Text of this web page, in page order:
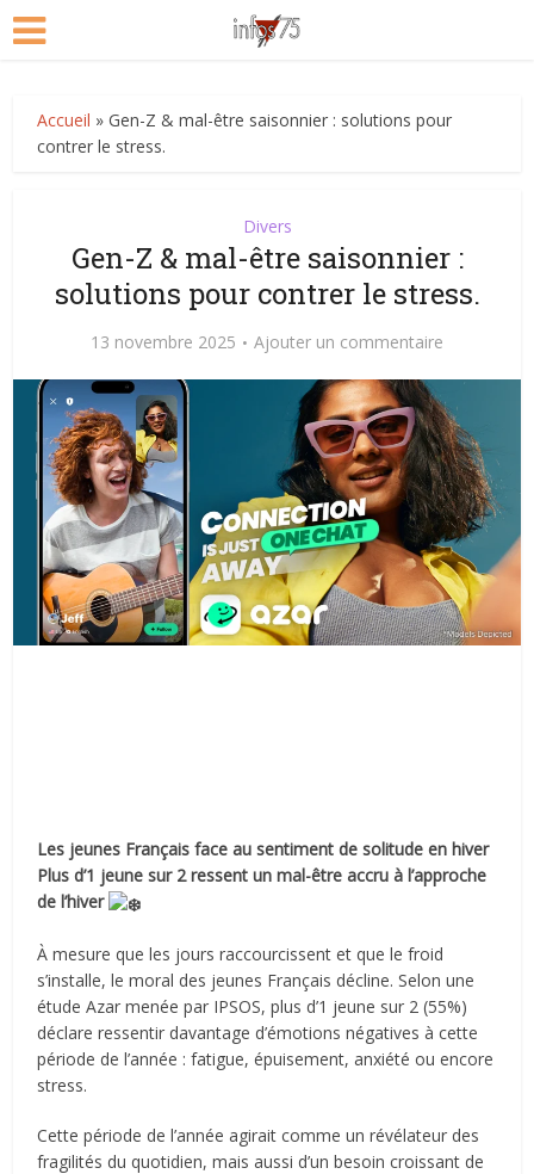
Accueil »Gen-Z & mal-être saisonnier : solutions pour
contrer le stress.
Divers
Gen-Z & mal-être saisonnier :
solutions pour contrer le stress.
13 novembre 2025 Ajouter un commentaire
Les jeunes Français face au sentiment de solitude en hiver
Plus d’1 jeune sur 2 ressent un mal-être accru à l’approche
de l’hiver
À mesure que les jours raccourcissent et que le froid
s’installe, le moral des jeunes Français décline. Selon une
étude Azar menée par IPSOS, plus d’1 jeune sur 2 (55%)
déclare ressentir davantage d’émotions négatives à cette
période de l’année : fatigue, épuisement, anxiété ou encore
stress.
Cette période de l’année agirait comme un révélateur des
fragilités du quotidien, mais aussi d’un besoin croissant de